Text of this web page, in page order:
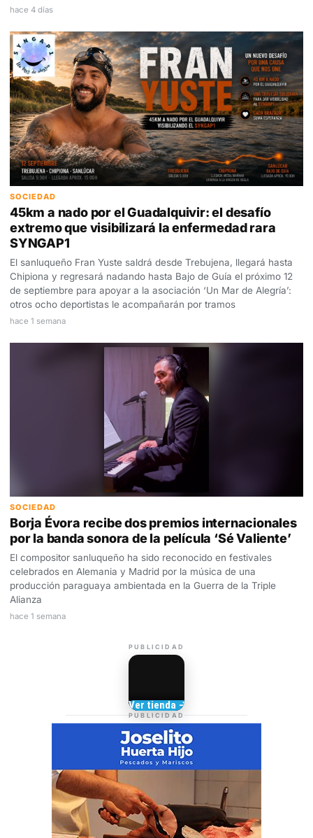
hace 4 días
SOCIEDAD
45km a nado por el Guadalquivir: el desafío
extremo que visibilizará la enfermedad rara
SYNGAP1
El sanluqueño Fran Yuste saldrá desde Trebujena, llegará hasta
Chipiona y regresará nadando hasta Bajo de Guía el próximo 12
de septiembre para apoyar a la asociación ‘Un Mar de Alegría’:
otros ocho deportistas le acompañarán por tramos
hace 1 semana
SOCIEDAD
Borja Évora recibe dos premios internacionales
por la banda sonora de la película ‘Sé Valiente’
El compositor sanluqueño ha sido reconocido en festivales
celebrados en Alemania y Madrid por la música de una
producción paraguaya ambientada en la Guerra de la Triple
Alianza
hace 1 semana
PUBLICIDAD
TIENDA DE
BARRAMEDIA
Camisetas de Sanlúcar
Ver tienda →
PUBLICIDAD